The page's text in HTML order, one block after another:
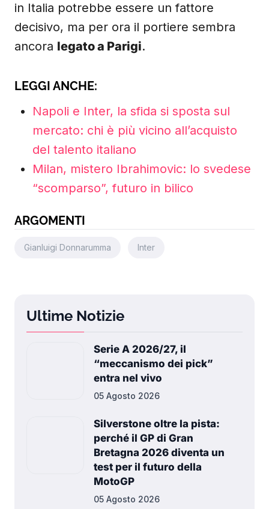
in Italia potrebbe essere un fattore
decisivo, ma per ora il portiere sembra
ancora legato a Parigi.
LEGGI ANCHE:
Napoli e Inter, la sfida si sposta sul
mercato: chi è più vicino all’acquisto
del talento italiano
Milan, mistero Ibrahimovic: lo svedese
“scomparso”, futuro in bilico
ARGOMENTI
Gianluigi Donnarumma Inter
Ultime Notizie
Serie A 2026/27, il
“meccanismo dei pick”
entra nel vivo
05 Agosto 2026
Silverstone oltre la pista:
perché il GP di Gran
Bretagna 2026 diventa un
test per il futuro della
MotoGP
05 Agosto 2026